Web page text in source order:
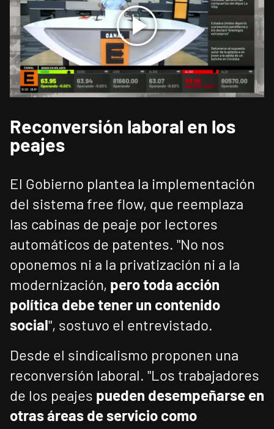
Reconversión laboral en los
peajes
El Gobierno plantea la implementación
del sistema free flow, que reemplaza
las cabinas de peaje por lectores
automáticos de patentes. "No nos
oponemos ni a la privatización ni a la
modernización, pero toda acción
política debe tener un contenido
social", sostuvo el entrevistado.
Desde el sindicalismo proponen una
reconversión laboral. "Los trabajadores
de los peajes pueden desempeñarse en
otras áreas de servicio como